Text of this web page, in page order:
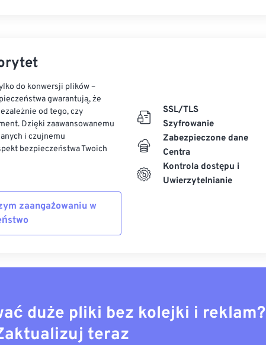
do konwersji plików –
gwarantują, że
od tego, czy
Dzięki zaawansowanemu
i czujnemu
bezpieczeństwa Twoich
zaangażowaniu w
SSL/TLS
Szyfrowanie
Zabezpieczone dane
Centra
Kontrola dostępu i
Uwierzytelnianie
duże pliki bez kolejki i reklam?
teraz